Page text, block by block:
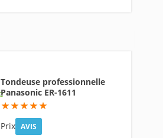
Tondeuse professionnelle
Panasonic ER-1611
Prix AVIS